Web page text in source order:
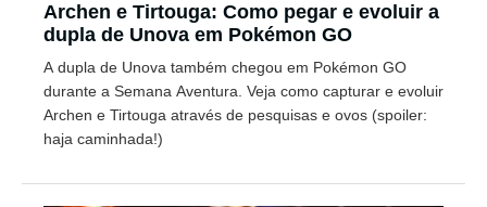
Archen e Tirtouga: Como pegar e evoluir a
dupla de Unova em Pokémon GO
A dupla de Unova também chegou em Pokémon GO
durante a Semana Aventura. Veja como capturar e evoluir
Archen e Tirtouga através de pesquisas e ovos (spoiler:
haja caminhada!)